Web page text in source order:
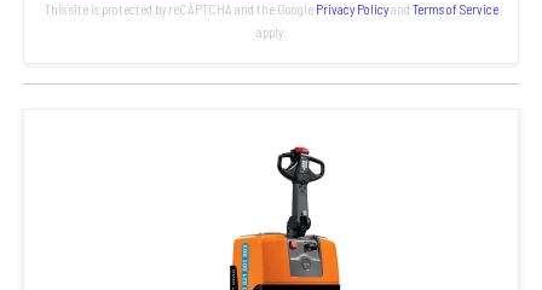
This site is protected by reCAPTCHA and the Google Privacy Policyand Terms of Service
apply.